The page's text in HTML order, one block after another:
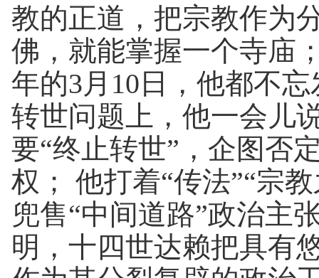
教的正道，把宗教作为
佛，就能掌握一个寺庙
年的3月10日，他都不
转世问题上，他一会儿
要“终止转世”，企图否
权； 他打着“传法”“宗
兜售“中间道路”政治主
明，十四世达赖把具有